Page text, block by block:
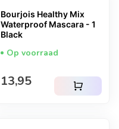
Bourjois Healthy Mix
Waterproof Mascara - 1
Black
Op voorraad
Normale prijs
13,95 shopping_cart